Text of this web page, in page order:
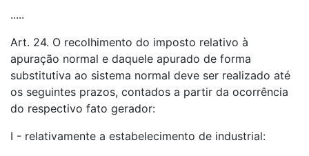
.....
Art. 24. O recolhimento do imposto relativo à
apuração normal e daquele apurado de forma
substitutiva ao sistema normal deve ser realizado até
os seguintes prazos, contados a partir da ocorrência
do respectivo fato gerador:
I - relativamente a estabelecimento de industrial: